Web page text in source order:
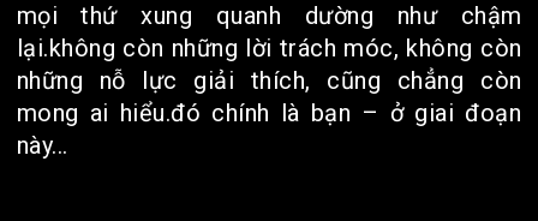
mọi thứ xung quanh dường như chậm
lại.không còn những lời trách móc, không còn
những nỗ lực giải thích, cũng chẳng còn
mong ai hiểu.đó chính là bạn – ở giai đoạn
này...